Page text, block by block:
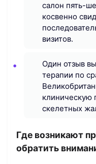
салон пять-
косвенно
визитов.
Один отзыв
терапии по
клиническую
скелетных
Где возникают
обратить